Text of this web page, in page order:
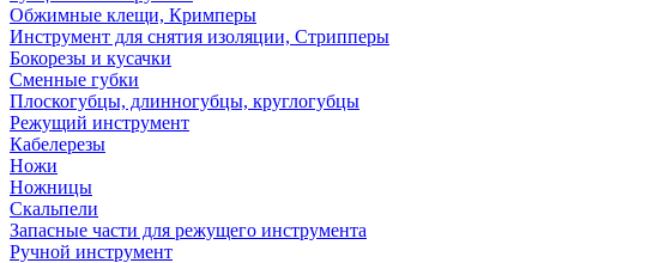
Обжимные клещи, Кримперы
Инструмент для снятия изоляции, Стрипперы
Бокорезы и кусачки
Сменные губки
Плоскогубцы, длинногубцы, круглогубцы
Режущий инструмент
Кабелерезы
Ножи
Ножницы
Скальпели
Запасные части для режущего инструмента
Ручной инструмент